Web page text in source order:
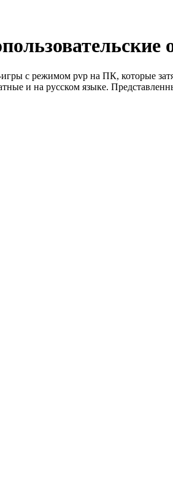
с режимом pvp на ПК, которые
и на русском языке.